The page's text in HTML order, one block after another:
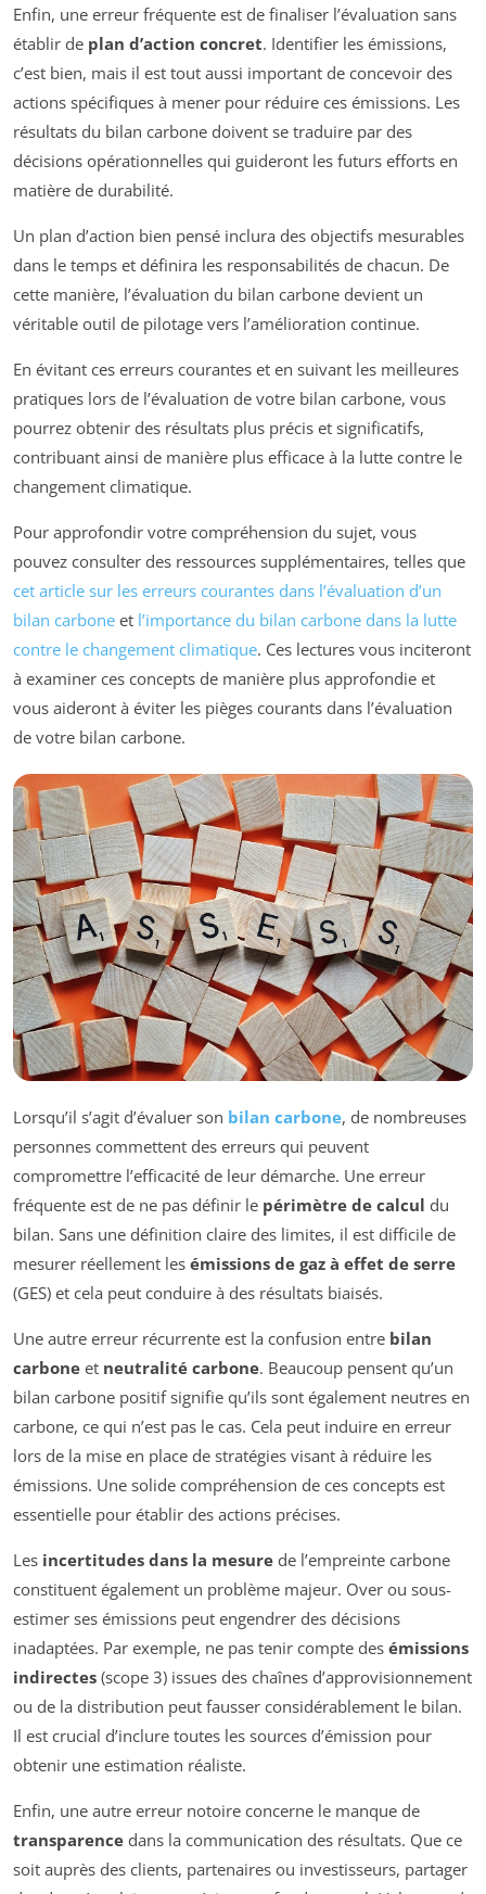
Enfin, une erreur fréquente est de finaliser l’évaluation sans
établir de plan d’action concret. Identifier les émissions,
c’est bien, mais il est tout aussi important de concevoir des
actions spécifiques à mener pour réduire ces émissions. Les
résultats du bilan carbone doivent se traduire par des
décisions opérationnelles qui guideront les futurs efforts en
matière de durabilité.
Un plan d’action bien pensé inclura des objectifs mesurables
dans le temps et définira les responsabilités de chacun. De
cette manière, l’évaluation du bilan carbone devient un
véritable outil de pilotage vers l’amélioration continue.
En évitant ces erreurs courantes et en suivant les meilleures
pratiques lors de l’évaluation de votre bilan carbone, vous
pourrez obtenir des résultats plus précis et significatifs,
contribuant ainsi de manière plus efficace à la lutte contre le
changement climatique.
Pour approfondir votre compréhension du sujet, vous
pouvez consulter des ressources supplémentaires, telles que
cet article sur les erreurs courantes dans l’évaluation d’un
bilan carbone et l’importance du bilan carbone dans la lutte
contre le changement climatique. Ces lectures vous inciteront
à examiner ces concepts de manière plus approfondie et
vous aideront à éviter les pièges courants dans l’évaluation
de votre bilan carbone.
Lorsqu’il s’agit d’évaluer son bilan carbone, de nombreuses
personnes commettent des erreurs qui peuvent
compromettre l’efficacité de leur démarche. Une erreur
fréquente est de ne pas définir le périmètre de calcul du
bilan. Sans une définition claire des limites, il est difficile de
mesurer réellement les émissions de gaz à effet de serre
(GES) et cela peut conduire à des résultats biaisés.
Une autre erreur récurrente est la confusion entre bilan
carbone et neutralité carbone. Beaucoup pensent qu’un
bilan carbone positif signifie qu’ils sont également neutres en
carbone, ce qui n’est pas le cas. Cela peut induire en erreur
lors de la mise en place de stratégies visant à réduire les
émissions. Une solide compréhension de ces concepts est
essentielle pour établir des actions précises.
Les incertitudes dans la mesure de l’empreinte carbone
constituent également un problème majeur. Over ou sous-
estimer ses émissions peut engendrer des décisions
inadaptées. Par exemple, ne pas tenir compte des émissions
indirectes (scope 3) issues des chaînes d’approvisionnement
ou de la distribution peut fausser considérablement le bilan.
Il est crucial d’inclure toutes les sources d’émission pour
obtenir une estimation réaliste.
Enfin, une autre erreur notoire concerne le manque de
transparence dans la communication des résultats. Que ce
soit auprès des clients, partenaires ou investisseurs, partager